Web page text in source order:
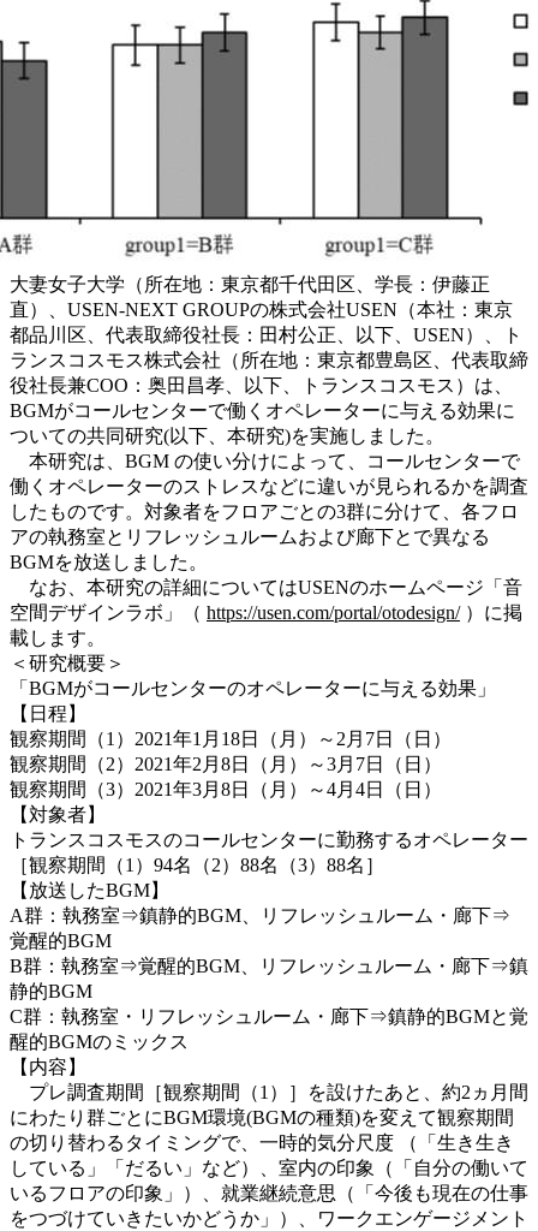
大妻女子大学（所在地：東京都千代田区、学長：伊藤正
直）、USEN-NEXT GROUPの株式会社USEN（本社：東京
都品川区、代表取締役社長：田村公正、以下、USEN）、ト
ランスコスモス株式会社（所在地：東京都豊島区、代表取締
役社長兼COO：奥田昌孝、以下、トランスコスモス）は、
BGMがコールセンターで働くオペレーターに与える効果に
ついての共同研究(以下、本研究)を実施しました。
本研究は、BGM の使い分けによって、コールセンターで
働くオペレーターのストレスなどに違いが見られるかを調査
したものです。対象者をフロアごとの3群に分けて、各フロ
アの執務室とリフレッシュルームおよび廊下とで異なる
BGMを放送しました。
なお、本研究の詳細についてはUSENのホームページ「音
空間デザインラボ」（ https://usen.com/portal/otodesign/）に掲
載します。
＜研究概要＞
「BGMがコールセンターのオペレーターに与える効果」
【日程】
観察期間（1）2021年1月18日（月）～2月7日（日）
観察期間（2）2021年2月8日（月）～3月7日（日）
観察期間（3）2021年3月8日（月）～4月4日（日）
【対象者】
トランスコスモスのコールセンターに勤務するオペレーター
［観察期間（1）94名（2）88名（3）88名］
【放送したBGM】
A群：執務室⇒鎮静的BGM、リフレッシュルーム・廊下⇒
覚醒的BGM
B群：執務室⇒覚醒的BGM、リフレッシュルーム・廊下⇒鎮
静的BGM
C群：執務室・リフレッシュルーム・廊下⇒鎮静的BGMと覚
醒的BGMのミックス
【内容】
プレ調査期間［観察期間（1）］を設けたあと、約2ヵ月間
にわたり群ごとにBGM環境(BGMの種類)を変えて観察期間
の切り替わるタイミングで、一時的気分尺度 （「生き生き
している」「だるい」など）、室内の印象（「自分の働いて
いるフロアの印象」）、就業継続意思（「今後も現在の仕事
をつづけていきたいかどうか」）、ワークエンゲージメント